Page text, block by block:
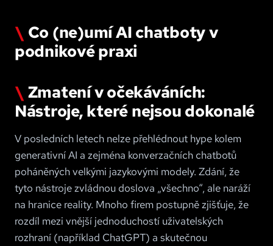
Co (ne)umí AI chatboty v
podnikové praxi
Zmatení v očekáváních:
Nástroje, které nejsou dokonalé
V posledních letech nelze přehlédnout hype kolem
generativní AI a zejména konverzačních chatbotů
poháněných velkými jazykovými modely. Zdání, že
tyto nástroje zvládnou doslova „všechno“, ale naráží
na hranice reality. Mnoho firem postupně zjišťuje, že
rozdíl mezi vnější jednoduchostí uživatelských
rozhraní (například ChatGPT) a skutečnou